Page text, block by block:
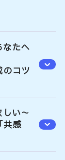
たへ
コツ
い～
共感